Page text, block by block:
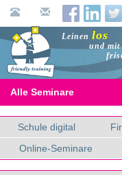
Leinen los
und mit
Alle Seminare
Schule digital
Online-Seminare